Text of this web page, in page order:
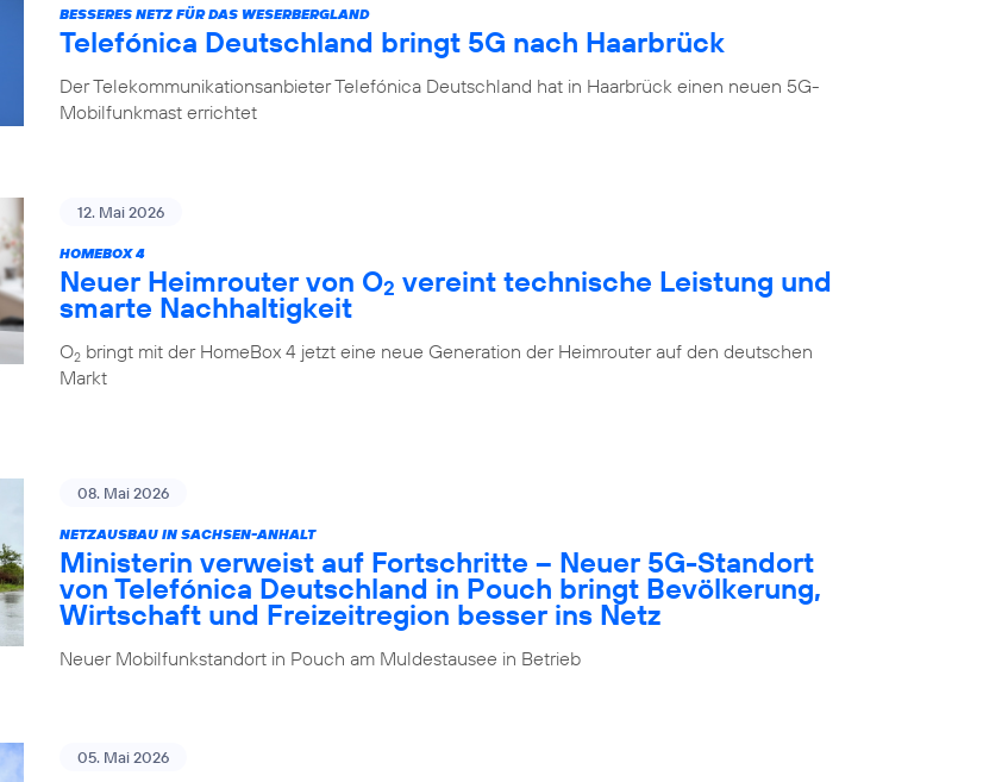
BESSERES NETZ FÜR DAS WESERBERGLAND
Telefónica Deutschland bringt 5G nach Haarbrück
Der Telekommunikationsanbieter Telefónica Deutschland hat in Haarbrück einen neuen 5G-
Mobilfunkmast errichtet
12. Mai 2026
HOMEBOX 4
Neuer Heimrouter von O2 vereint technische Leistung und
smarte Nachhaltigkeit
O2 bringt mit der HomeBox 4 jetzt eine neue Generation der Heimrouter auf den deutschen
Markt
08. Mai 2026
NETZAUSBAU IN SACHSEN-ANHALT
Ministerin verweist auf Fortschritte – Neuer 5G-Standort
von Telefónica Deutschland in Pouch bringt Bevölkerung,
Wirtschaft und Freizeitregion besser ins Netz
Neuer Mobilfunkstandort in Pouch am Muldestausee in Betrieb
05. Mai 2026